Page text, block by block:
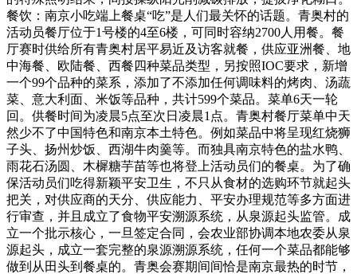
餐饮：南京小吃端上餐桌“吃”是人们最关怀的话题。青奥村的
活动员餐厅位于1号楼的4至6楼，可同时容纳2700人用餐。餐
厅赛时供给所有青奥村居平易近及访客就餐，供应亚洲餐、地
中海餐、欧陆餐、西餐四种菜品类型，另按照IOC要求，新增
一个99个品种的菜系，添加了不添加任何调味料的烤肉、汤蔬
菜、意大利面、米饭等品种，共计599个菜品。菜单6天一轮
回。供餐时间为凌晨5点至次日凌晨1点。青奥村餐厅菜单中天
然少不了中国特色和南京本土特色。例如菜品中将呈现红烧狮
子头、扬州炒饭、西湖牛肉羹等。而独具南京特色的盐水鸭、
雨花石汤圆、木樨糖芋苗等也将登上活动员们的餐桌。为了确
保活动员们吃得新颖平安卫生，不只从食材的选购环节就起头
把关，对供应商的天分、供应能力、平安办理规范等多方面进
行审查，并且成立了食物平安溯源系统，从泉源起头监管。成
立一个批示核心，一旦签定合同，会农业部协调本地农委从泉
源起头，成立一套完整的泉源溯源系统，任何一个菜品都能够
做到从田头到餐桌的。青奥会赛期间间恰是南京最热的时节，